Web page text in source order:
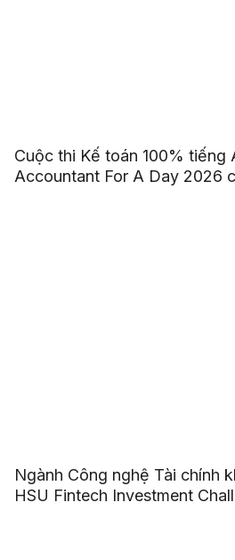
Cuộc thi Kế toán 100% tiếng
Accountant For A Day 2026
Ngành Công nghệ Tài chính
HSU Fintech Investment